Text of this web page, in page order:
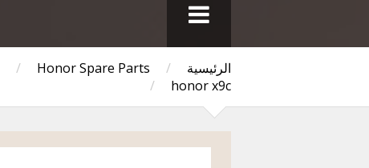
الرئيسية /
/ Honor Spare Parts
honor x9c
/